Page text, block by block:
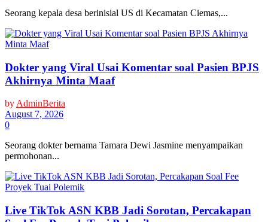
Seorang kepala desa berinisial US di Kecamatan Ciemas,...
Dokter yang Viral Usai Komentar soal Pasien BPJS
Akhirnya Minta Maaf
by AdminBerita
August 7, 2026
0
Seorang dokter bernama Tamara Dewi Jasmine menyampaikan
permohonan...
Live TikTok ASN KBB Jadi Sorotan, Percakapan